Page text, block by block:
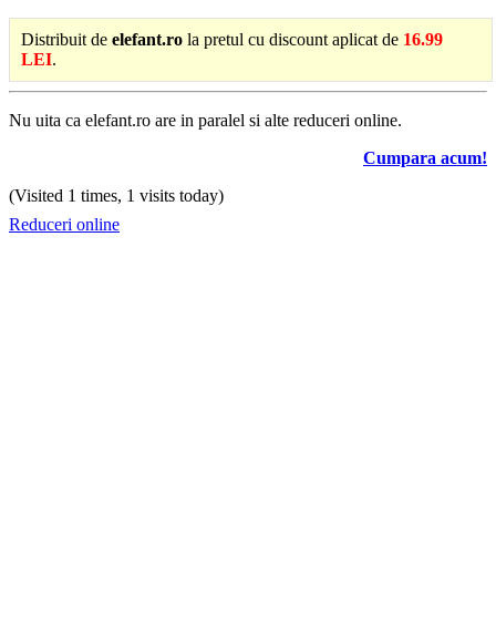
Distribuit de elefant.ro la pretul cu discount aplicat de 16.99
LEI.
Nu uita ca elefant.ro are in paralel si alte reduceri online.
Cumpara acum!
(Visited 1 times, 1 visits today)
Reduceri online